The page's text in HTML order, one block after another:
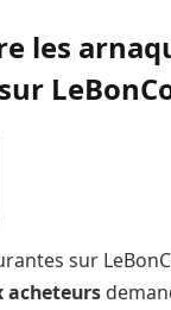
les
sur
acheteurs